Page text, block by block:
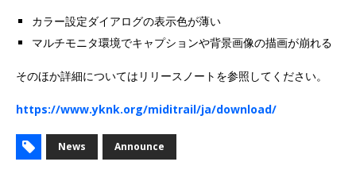
カラー設定ダイアログの表示色が薄い
マルチモニタ環境でキャプションや背景画像の描画が崩れる
そのほか詳細についてはリリースノートを参照してください。
https://www.yknk.org/miditrail/ja/download/
News Announce